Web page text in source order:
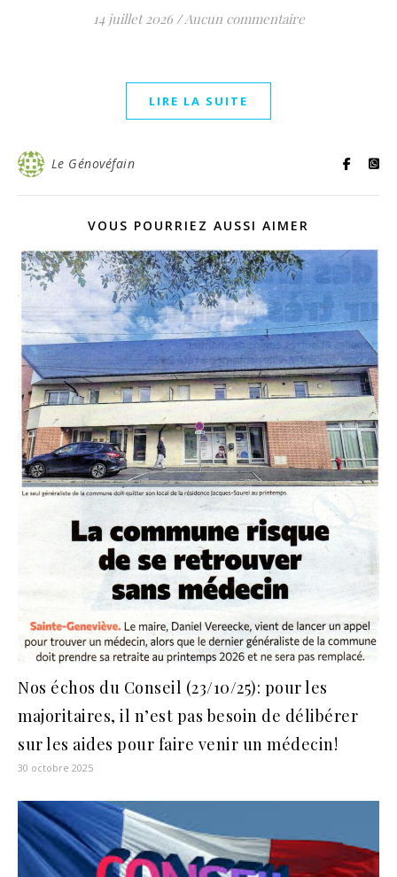
14 juillet 2026 / Aucun commentaire
LIRE LA SUITE
Le Génovéfain
VOUS POURRIEZ AUSSI AIMER
Nos échos du Conseil (23/10/25): pour les
majoritaires, il n’est pas besoin de délibérer
sur les aides pour faire venir un médecin!
30 octobre 2025